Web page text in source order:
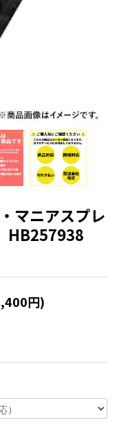
マニアスプレ
HB257938
円)